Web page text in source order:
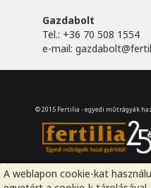
Gazdabolt
Tel.: +36 70 508 1554
e-mail:
© 2015 Fertilia - egyedi műtrágyák
A weblapon cookie-kat